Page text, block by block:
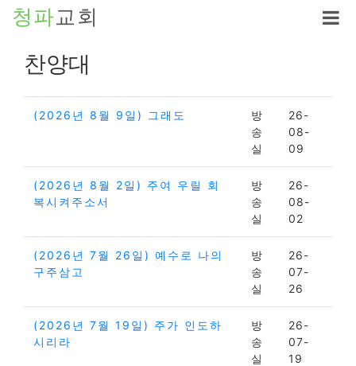
청파교회
찬양대
(2026년 8월 9일) 그래도
방
송
실
26-
08-
09
(2026년 8월 2일) 주여 우릴 회
복시켜주소서
방
송
실
26-
08-
02
(2026년 7월 26일) 예수로 나의
구주삼고
방
송
실
26-
07-
26
(2026년 7월 19일) 주가 인도하
시리라
방
송
실
26-
07-
19